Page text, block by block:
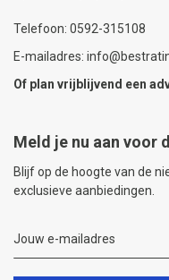
Telefoon: 0592-315108
E-mailadres:
Of plan vrijblijvend een
Meld je nu aan voor
Blijf op de hoogte van de
exclusieve aanbiedingen.